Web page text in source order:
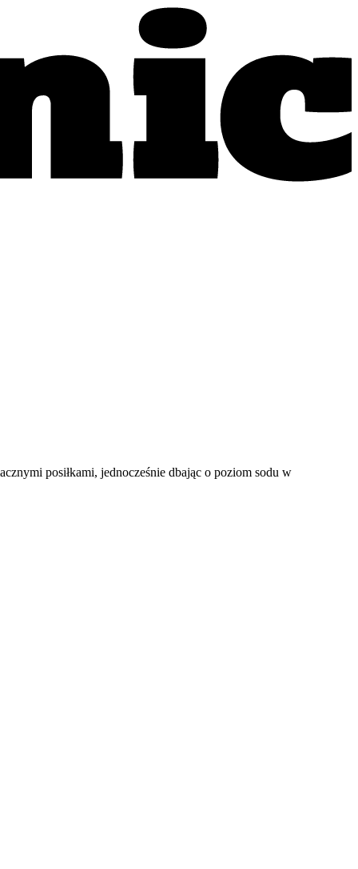
posiłkami, jednocześnie dbając o poziom sodu w